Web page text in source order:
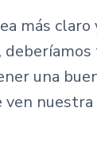
más claro
una
ven nuestra